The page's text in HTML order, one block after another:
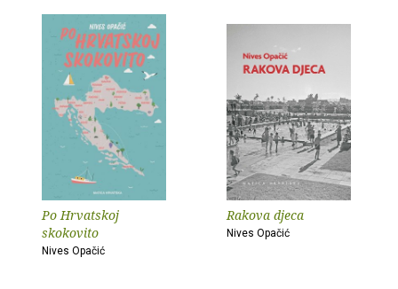
Po Hrvatskoj
skokovito
Nives Opačić
Rakova djeca
Nives Opačić